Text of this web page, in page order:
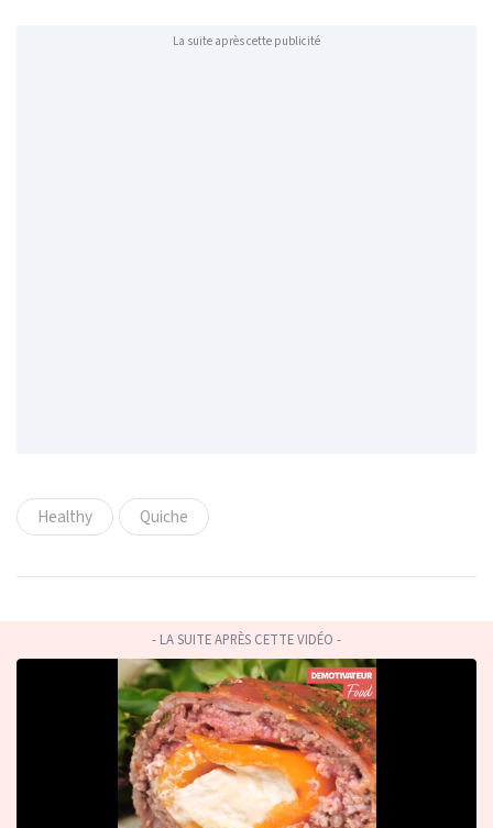
La suite après cette publicité
Healthy Quiche
- LA SUITE APRÈS CETTE VIDÉO -